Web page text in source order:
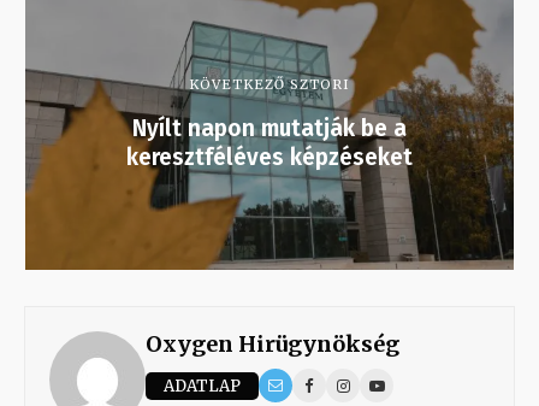
KÖVETKEZŐ SZTORI
Nyílt napon mutatják be a
keresztféléves képzéseket
Oxygen Hirügynökség
ADATLAP